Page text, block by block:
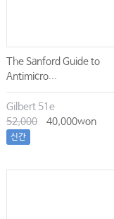
The Sanford Guide to
Antimicro...
Gilbert 51e
52,000
40,000won
신간